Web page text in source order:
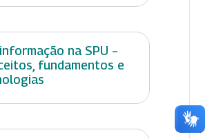
na SPU –
fundamentos e